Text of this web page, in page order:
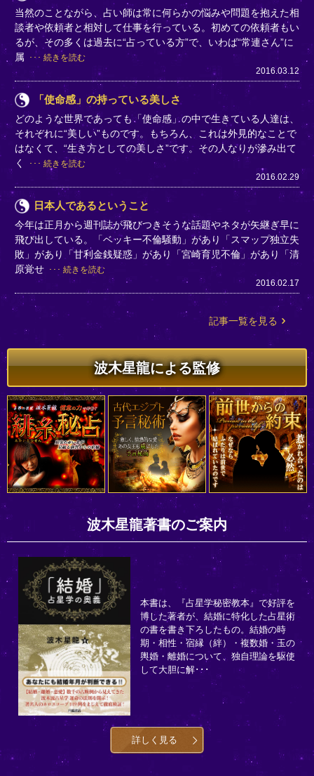
当然のことながら、占い師は常に何らかの悩みや問題を抱えた相
談者や依頼者と相対して仕事を行っている。初めての依頼者もい
るが、その多くは過去に“占っている方”で、いわば“常連さん”に
属
続きを読む
2016.03.12
「使命感」の持っている美しさ
どのような世界であっても「使命感」の中で生きている人達は、
それぞれに“美しい”ものです。もちろん、これは外見的なことで
はなくて、“生き方としての美しさ”です。その人なりが滲み出て
く
続きを読む
2016.02.29
日本人であるということ
今年は正月から週刊誌が飛びつきそうな話題やネタが矢継ぎ早に
飛び出している。「ベッキー不倫騒動」があり「スマップ独立失
敗」があり「甘利金銭疑惑」があり「宮崎育児不倫」があり「清
原覚せ
続きを読む
2016.02.17
記事一覧を見る
波木星龍による監修
波木星龍著書のご案内
本書は、『占星学秘密教本』で好評を
博した著者が、結婚に特化した占星術
の書を書き下ろしたもの。結婚の時
期・相性・宿縁（絆）・複数婚・玉の
輿婚・離婚について、独自理論を駆使
して大胆に解･･･
詳しく見る